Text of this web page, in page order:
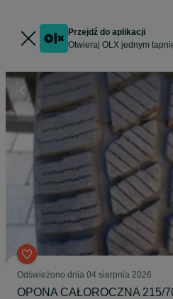
Przejdź do aplikacji
Otwieraj OLX jednym
Odświeżono dnia 04 sierpnia 2026
OPONA CAŁOROCZNA 215/